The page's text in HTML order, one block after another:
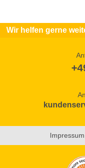
Wir helfen gerne
Impressum